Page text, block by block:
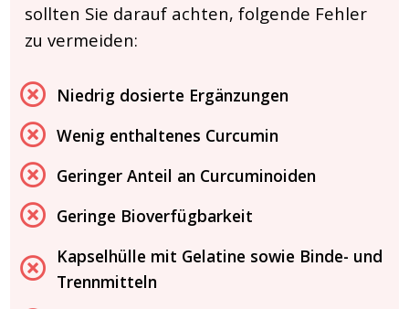
sollten Sie darauf achten, folgende Fehler
zu vermeiden:
Niedrig dosierte Ergänzungen
Wenig enthaltenes Curcumin
Geringer Anteil an Curcuminoiden
Geringe Bioverfügbarkeit
Kapselhülle mit Gelatine sowie Binde- und
Trennmitteln